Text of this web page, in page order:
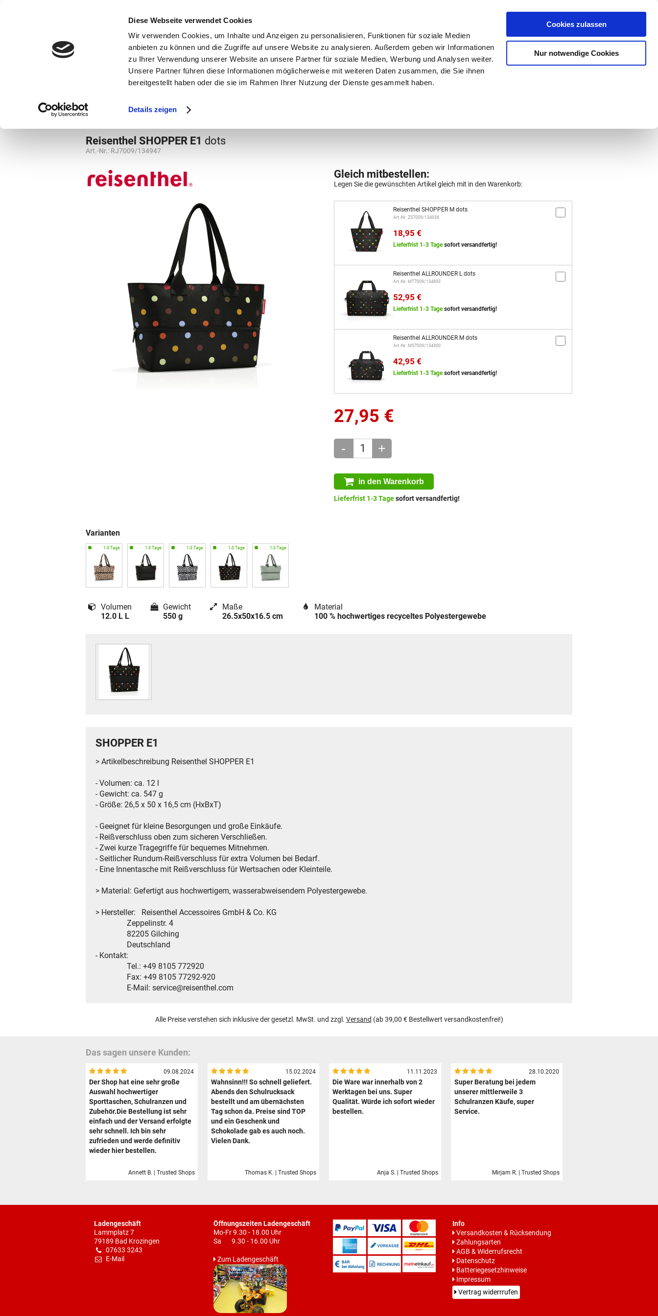
Diese Webseite verwendet Cookies
Wir verwenden Cookies, um Inhalte und Anzeigen zu personalisieren, Funktionen für soziale Medien
anbieten zu können und die Zugriffe auf unsere Website zu analysieren. Außerdem geben wir Informationen
zu Ihrer Verwendung unserer Website an unsere Partner für soziale Medien, Werbung und Analysen weiter.
Unsere Partner führen diese Informationen möglicherweise mit weiteren Daten zusammen, die Sie ihnen
bereitgestellt haben oder die sie im Rahmen Ihrer Nutzung der Dienste gesammelt haben.
Details zeigen
Cookies zulassen
Nur notwendige Cookies
bestellen und ausdrucken
3 x täglich an Werktagen!
0,00 €
Reisenthel SHOPPER E1 dots
Art.-Nr.: RJ7009/134947
Gleich mitbestellen:
Legen Sie die gewünschten Artikel gleich mit in den Warenkorb:
Reisenthel SHOPPER M dots
Art.-Nr.: ZS7009/134938
18,95 €
Lieferfrist 1-3 Tagesofort versandfertig!
Reisenthel ALLROUNDER L dots
Art.-Nr.: MT7009/134893
52,95 €
Lieferfrist 1-3 Tagesofort versandfertig!
Reisenthel ALLROUNDER M dots
Art.-Nr.: MS7009/134900
42,95 €
Lieferfrist 1-3 Tagesofort versandfertig!
27,95 €
- +
in den Warenkorb
Lieferfrist 1-3 Tagesofort versandfertig!
Varianten
Volumen
12.0 L L
Gewicht
550 g
Maße
26.5x50x16.5 cm
Material
100 % hochwertiges recyceltes Polyestergewebe
SHOPPER E1
> Artikelbeschreibung Reisenthel SHOPPER E1
- Volumen: ca. 12 l
- Gewicht: ca. 547 g
- Größe: 26,5 x 50 x 16,5 cm (HxBxT)
- Geeignet für kleine Besorgungen und große Einkäufe.
- Reißverschluss oben zum sicheren Verschließen.
- Zwei kurze Tragegriffe für bequemes Mitnehmen.
- Seitlicher Rundum-Reißverschluss für extra Volumen bei Bedarf.
- Eine Innentasche mit Reißverschluss für Wertsachen oder Kleinteile.
> Material: Gefertigt aus hochwertigem, wasserabweisendem Polyestergewebe.
> Hersteller: Reisenthel Accessoires GmbH & Co. KG
Zeppelinstr. 4
82205 Gilching
Deutschland
- Kontakt:
Tel.: +49 8105 772920
Fax: +49 8105 77292-920
E-Mail: service@reisenthel.com
Alle Preise verstehen sich inklusive der gesetzl. MwSt. und zzgl. Versand (ab 39,00 € Bestellwert versandkostenfrei!)
Das sagen unsere Kunden:
09.08.2024
Der Shop hat eine sehr große
Auswahl hochwertiger
Sporttaschen, Schulranzen und
Zubehör.Die Bestellung ist sehr
einfach und der Versand erfolgte
sehr schnell. Ich bin sehr
zufrieden und werde definitiv
wieder hier bestellen.
Annett B. | Trusted Shops
15.02.2024
Wahnsinn!!! So schnell geliefert.
Abends den Schulrucksack
bestellt und am übernächsten
Tag schon da. Preise sind TOP
und ein Geschenk und
Schokolade gab es auch noch.
Vielen Dank.
Thomas K. | Trusted Shops
11.11.2023
Die Ware war innerhalb von 2
Werktagen bei uns. Super
Qualität. Würde ich sofort wieder
bestellen.
Anja S. | Trusted Shops
28.10.2020
Super Beratung bei jedem
unserer mittlerweile 3
Schulranzen Käufe, super
Service.
Mirjam R. | Trusted Shops
Ladengeschäft
Lammplatz 7
79189 Bad Krozingen
07633 3243
E-Mail
Öffnungszeiten Ladengeschäft
Mo-Fr 9.30 - 18.00 Uhr
Sa 9.30 - 16.00 Uhr
Zum Ladengeschäft
Info
Versandkosten & Rücksendung
Zahlungsarten
AGB & Widerrufsrecht
Datenschutz
Batteriegesetzhinweise
Impressum
Vertrag widerrrufen